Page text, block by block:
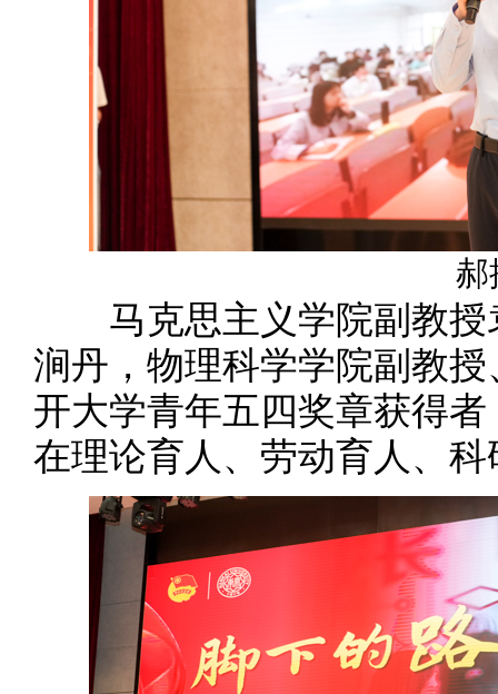
郝
马克思主义学院副教授
涧丹，物理科学学院副教
开大学青年五四奖章获得
在理论育人、劳动育人、